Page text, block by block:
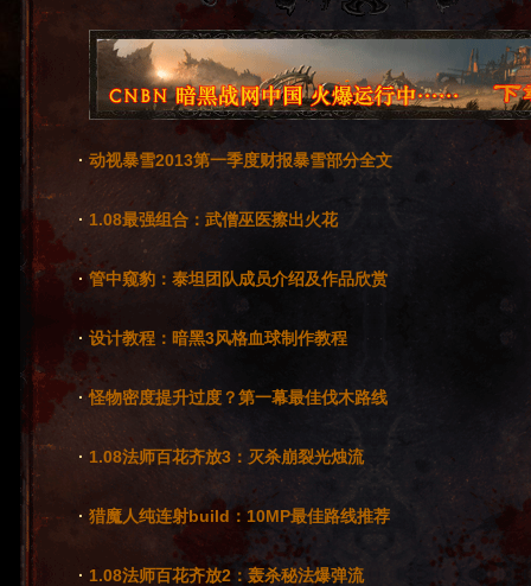
·动视暴雪2013第一季度财报暴雪部分全文
· 1.08最强组合：武僧巫医擦出火花
· 管中窥豹：泰坦团队成员介绍及作品欣赏
· 设计教程：暗黑3风格血球制作教程
·怪物密度提升过度？第一幕最佳伐木路线
· 1.08法师百花齐放3：灭杀崩裂光烛流
· 猎魔人纯连射build：10MP最佳路线推荐
· 1.08法师百花齐放2：轰杀秘法爆弹流